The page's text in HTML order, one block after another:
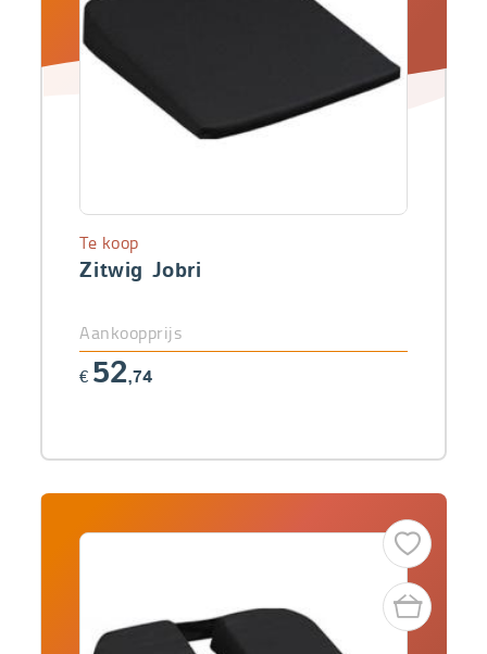
Zitwig Jobri
Te koop
Aankoopprijs
€ 52,74